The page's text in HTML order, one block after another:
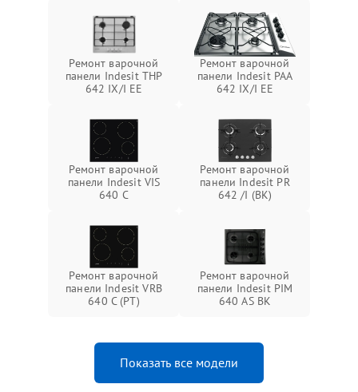
Ремонт варочной
панели Indesit THP
642 IX/I EE
Ремонт варочной
панели Indesit PAA
642 IX/I EE
Ремонт варочной
панели Indesit VIS
640 C
Ремонт варочной
панели Indesit PR
642 /I (BK)
Ремонт варочной
панели Indesit VRB
640 C (PT)
Ремонт варочной
панели Indesit PIM
640 AS BK
Показать все модели